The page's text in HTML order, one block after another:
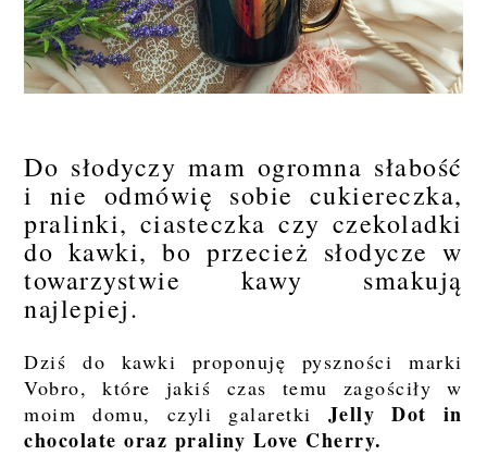
Do słodyczy mam ogromna słabość
i nie odmówię sobie cukiereczka,
pralinki, ciasteczka czy czekoladki
do kawki, bo przecież słodycze w
towarzystwie kawy smakują
najlepiej.
Dziś do kawki proponuję pyszności marki
Vobro, które jakiś czas temu zagościły w
moim domu, czyli galaretki Jelly Dot in
chocolate oraz praliny Love Cherry.